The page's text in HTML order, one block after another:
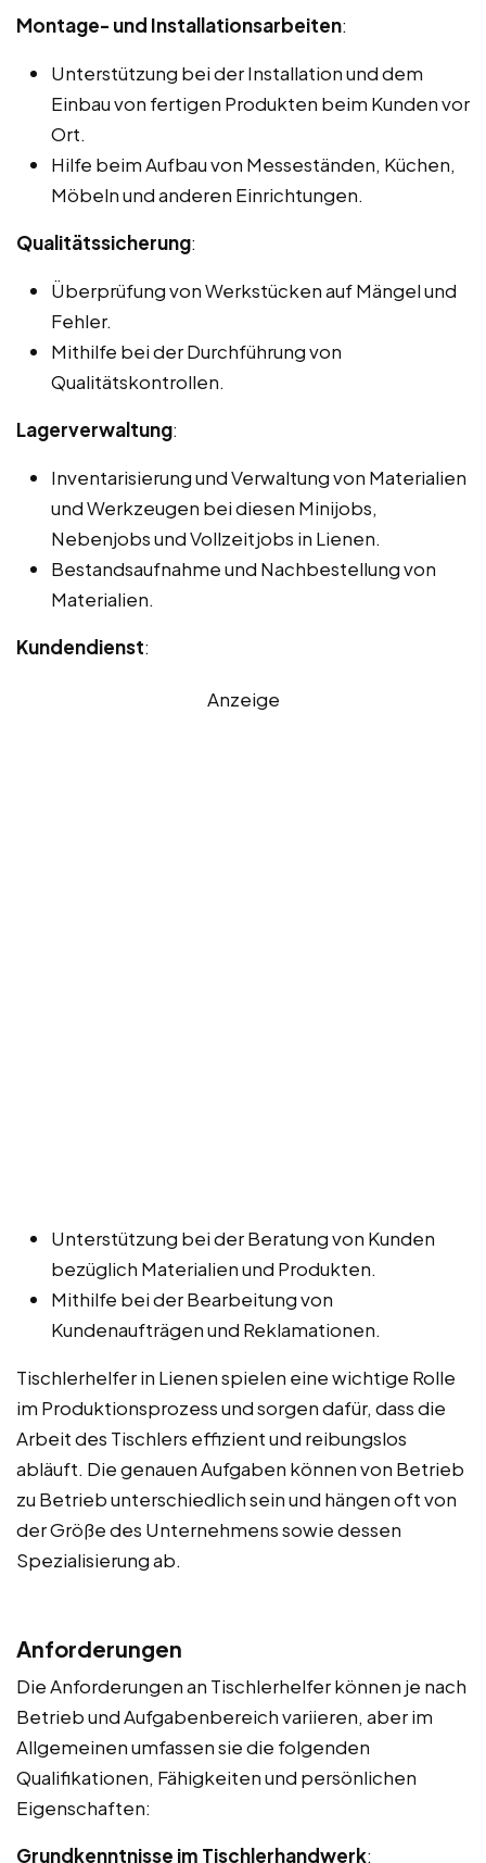
Montage- und Installationsarbeiten:
Unterstützung bei der Installation und dem
Einbau von fertigen Produkten beim Kunden vor
Ort.
Hilfe beim Aufbau von Messeständen, Küchen,
Möbeln und anderen Einrichtungen.
Qualitätssicherung:
Überprüfung von Werkstücken auf Mängel und
Fehler.
Mithilfe bei der Durchführung von
Qualitätskontrollen.
Lagerverwaltung:
Inventarisierung und Verwaltung von Materialien
und Werkzeugen bei diesen Minijobs,
Nebenjobs und Vollzeitjobs in Lienen.
Bestandsaufnahme und Nachbestellung von
Materialien.
Kundendienst:
Anzeige
Unterstützung bei der Beratung von Kunden
bezüglich Materialien und Produkten.
Mithilfe bei der Bearbeitung von
Kundenaufträgen und Reklamationen.
Tischlerhelfer in Lienen spielen eine wichtige Rolle
im Produktionsprozess und sorgen dafür, dass die
Arbeit des Tischlers effizient und reibungslos
abläuft. Die genauen Aufgaben können von Betrieb
zu Betrieb unterschiedlich sein und hängen oft von
der Größe des Unternehmens sowie dessen
Spezialisierung ab.
Anforderungen
Die Anforderungen an Tischlerhelfer können je nach
Betrieb und Aufgabenbereich variieren, aber im
Allgemeinen umfassen sie die folgenden
Qualifikationen, Fähigkeiten und persönlichen
Eigenschaften:
Grundkenntnisse im Tischlerhandwerk: